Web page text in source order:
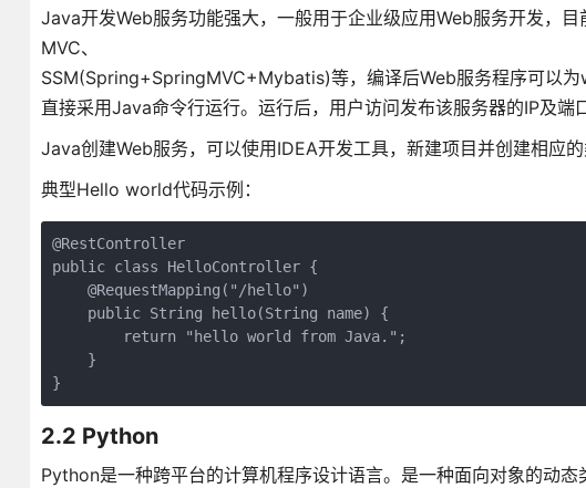
Java开发Web服务功能强大，一般用于企业级应用Web服务开发，
MVC、
SSM(Spring+SpringMVC+Mybatis)等，编译后Web服务程序可以
直接采用Java命令行运行。运行后，用户访问发布该服务器的IP及端
Java创建Web服务，可以使用IDEA开发工具，新建项目并创建相
典型Hello world代码示例：
@RestController
public class HelloController {
    @RequestMapping("/hello")
    public String hello(String name) {
        return "hello world from Java.";
    }
}
2.2 Python
Python是一种跨平台的计算机程序设计语言。是一种面向对象的动